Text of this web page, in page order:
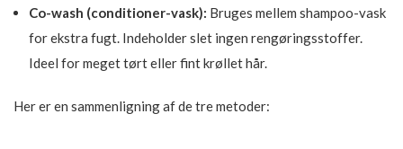
Co-wash (conditioner-vask): Bruges mellem shampoo-vask
for ekstra fugt. Indeholder slet ingen rengøringsstoffer.
Ideel for meget tørt eller fint krøllet hår.
Her er en sammenligning af de tre metoder: